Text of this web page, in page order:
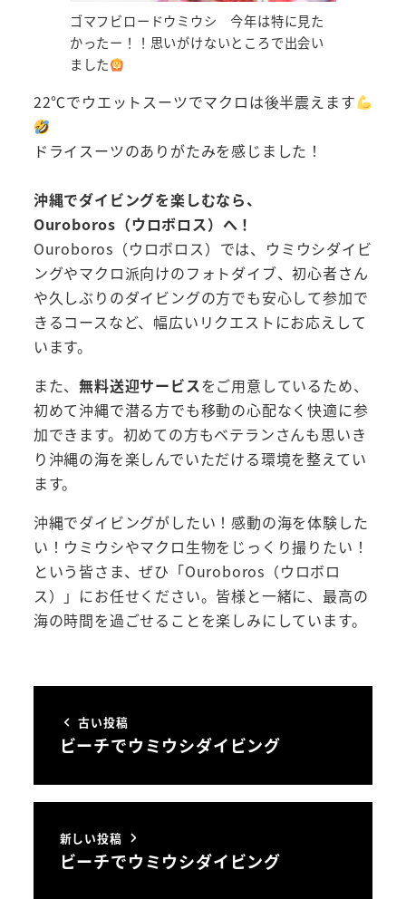
ゴマフビロードウミウシ 今年は特に見た
かったー！！思いがけないところで出会い
ました
22℃でウエットスーツでマクロは後半震えます
ドライスーツのありがたみを感じました！
沖縄でダイビングを楽しむなら、
Ouroboros（ウロボロス）へ！
Ouroboros（ウロボロス）では、ウミウシダイビ
ングやマクロ派向けのフォトダイブ、初心者さん
や久しぶりのダイビングの方でも安心して参加で
きるコースなど、幅広いリクエストにお応えして
います。
また、無料送迎サービスをご用意しているため、
初めて沖縄で潜る方でも移動の心配なく快適に参
加できます。初めての方もベテランさんも思いき
り沖縄の海を楽しんでいただける環境を整えてい
ます。
沖縄でダイビングがしたい！感動の海を体験した
い！ウミウシやマクロ生物をじっくり撮りたい！
という皆さま、ぜひ「Ouroboros（ウロボロ
ス）」にお任せください。皆様と一緒に、最高の
海の時間を過ごせることを楽しみにしています。
古い投稿
ビーチでウミウシダイビング
新しい投稿
ビーチでウミウシダイビング